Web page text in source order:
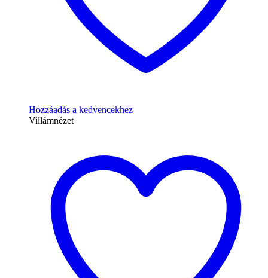
Hozzáadás a kedvencekhez
Villámnézet